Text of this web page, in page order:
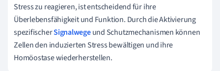
Stress zu reagieren, ist entscheidend für ihre
Überlebensfähigkeit und Funktion. Durch die Aktivierung
spezifischerSignalwegeund Schutzmechanismen können
Zellen den induzierten Stress bewältigen und ihre
Homöostase wiederherstellen.